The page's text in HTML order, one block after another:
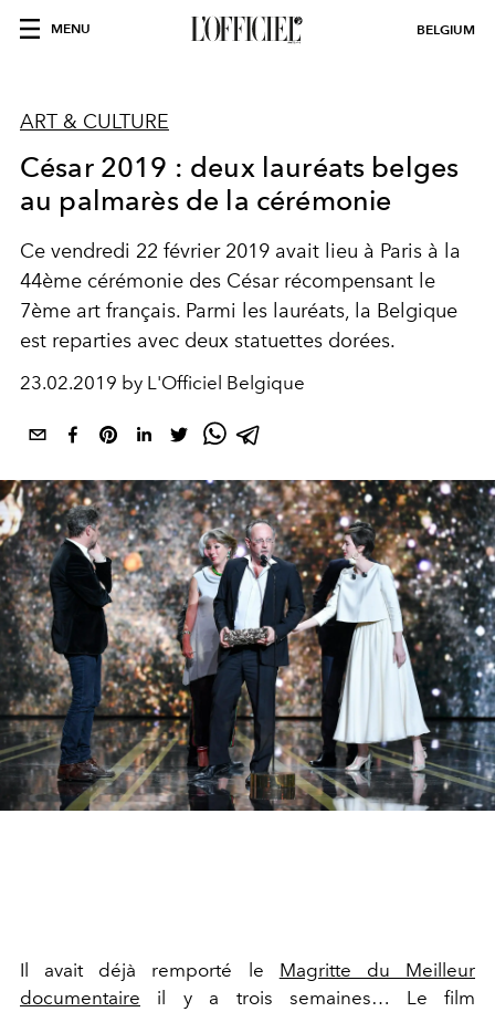
MENU BELGIUM
ART & CULTURE
César 2019 : deux lauréats belges
au palmarès de la cérémonie
Ce vendredi 22 février 2019 avait lieu à Paris à la
44ème cérémonie des César récompensant le
7ème art français. Parmi les lauréats, la Belgique
est reparties avec deux statuettes dorées.
23.02.2019 by L'Officiel Belgique
Il avait déjà remporté le Magritte du Meilleur
documentaire il y a trois semaines… Le film